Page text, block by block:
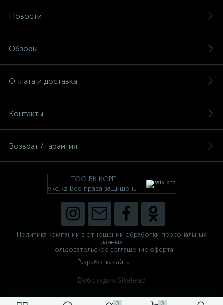
0 0
Новости
Обзоры
Оплата и доставка
Контакты
Возврат / гарантия
ТОО ВК КОРП
vkc.kz Все права защищены
Политика компании в отношении обработки персональных
данных
Пользовательское соглашение оферта
Разработка сайта
Вебстудия Sitelead